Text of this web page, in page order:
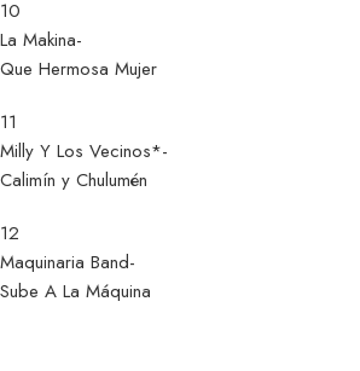
10
La Makina-
Que Hermosa Mujer
11
Milly Y Los Vecinos*-
Calimín y Chulumén
12
Maquinaria Band-
Sube A La Máquina